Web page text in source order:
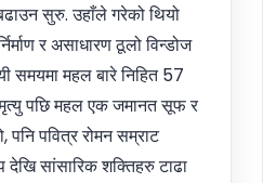
सुरु. उहाँले गरेको थियो
र असाधारण ठूलो विन्डोज
समयमा महल बारे निहित 57
पछि महल एक जमानत सूफ र
पनि पवित्र रोमन सम्राट
देखि सांसारिक शक्तिहरु टाढा